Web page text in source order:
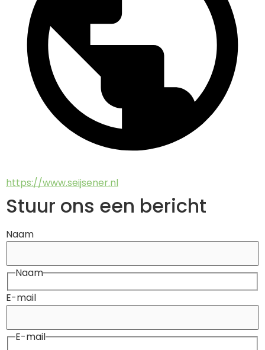
https://www.seijsener.nl
Stuur ons een bericht
Naam
Naam
E-mail
E-mail